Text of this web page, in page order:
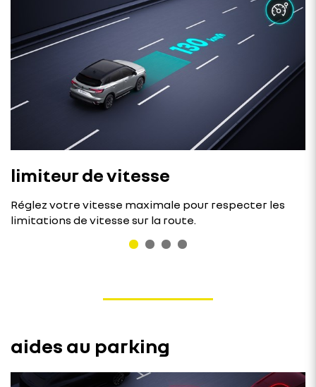
limiteur de vitesse
Réglez votre vitesse maximale pour respecter les
limitations de vitesse sur la route.
aides au parking